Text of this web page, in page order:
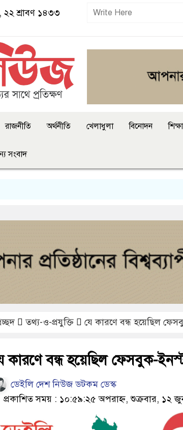
শ্রাবণ ১৪৩৩
রাজনীতি অর্থনীতি খেলাধুলা বিনোদন
সংবাদ
তথ্য-ও-প্রযুক্তি যে কারণে বন্ধ হয়েছিল
কারণে বন্ধ হয়েছিল ফেসবুক-
ডেইলি দেশ নিউজ ডটকম ডেস্ক
প্রকাশিত সময় : ১০:৫৯:২৫ অপরাহ্ন, শুক্রবার, ১২